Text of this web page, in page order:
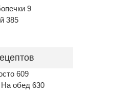
9
385
609
На обед 630